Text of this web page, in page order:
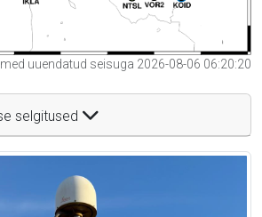
uuendatud seisuga 2026-08-06 06:20:20
selgitused